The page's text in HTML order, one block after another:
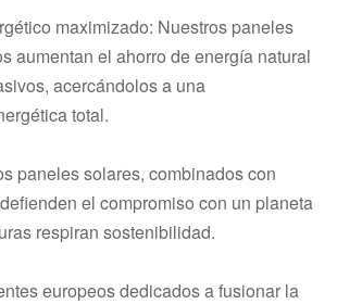
maximizado: Nuestros paneles
aumentan el ahorro de energía natural
acercándolos a una
total.
paneles solares, combinados con
el compromiso con un planeta
respiran sostenibilidad.
europeos dedicados a fusionar la